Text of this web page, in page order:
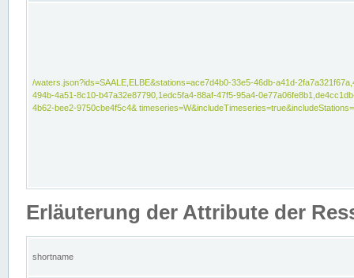
/waters.json?ids=SAALE,ELBE&stations=ace7d4b0-33e5-46db-a41d-
494b-4a51-8c10-b47a32e87790,1edc5fa4-88af-47f5-95a4-
4b62-bee2-9750cbe4f5c4&
Erläuterung der Attribute der
shortname